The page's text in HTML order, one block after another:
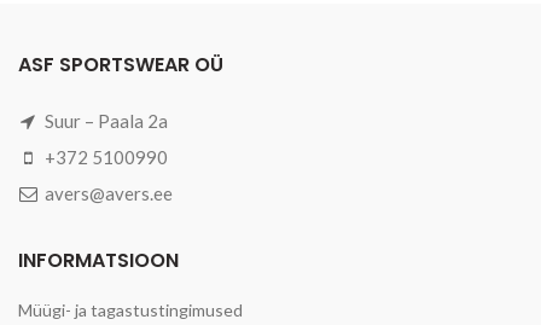
ASF SPORTSWEAR OÜ
Suur – Paala 2a
+372 5100990
avers@avers.ee
INFORMATSIOON
Müügi- ja tagastustingimused